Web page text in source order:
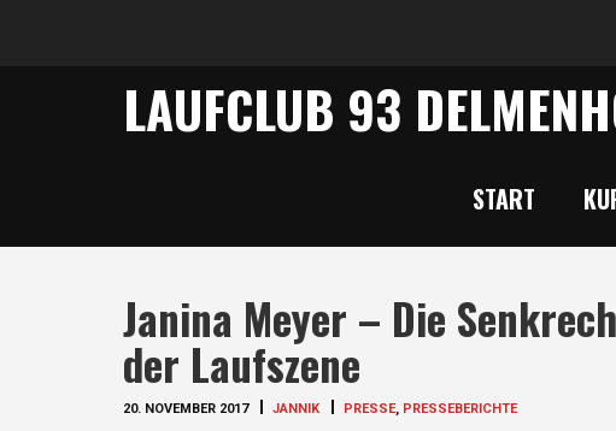
LAUFCLUB 93
START
Janina Meyer – Die
der Laufszene
20. NOVEMBER 2017 JANNIK PRESSE, PRESSEBERICHTE